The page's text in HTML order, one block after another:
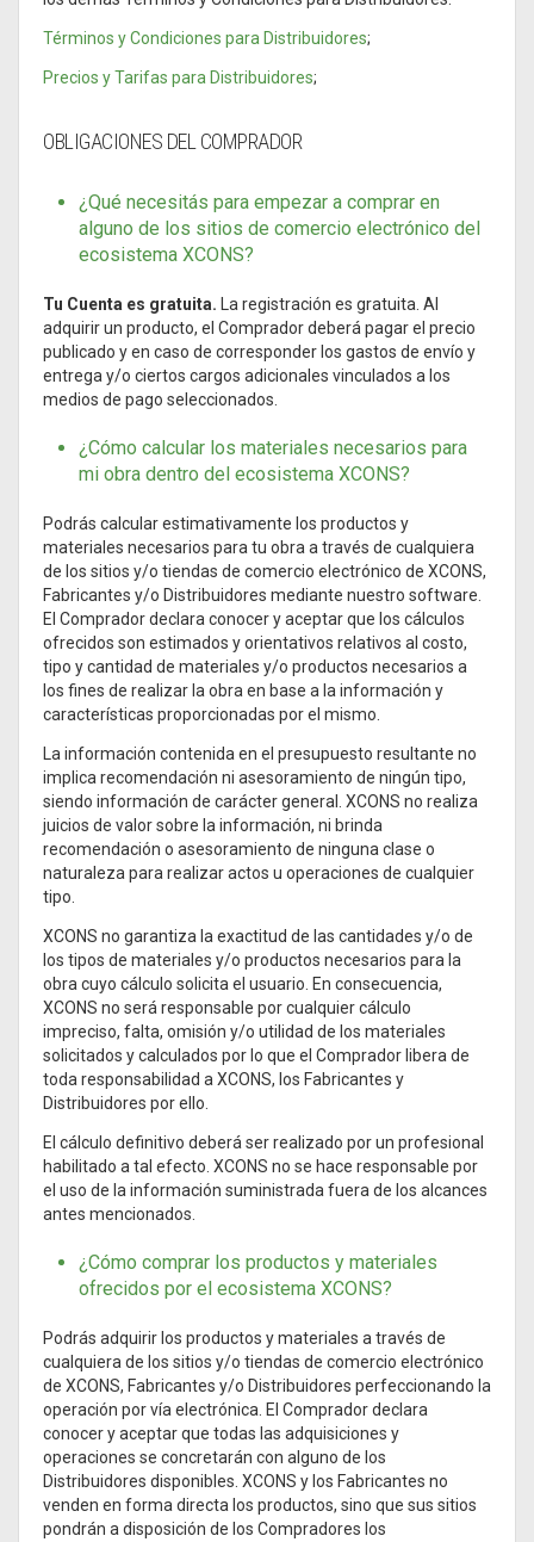
Términos y Condiciones para Distribuidores;
Precios y Tarifas para Distribuidores;
OBLIGACIONES DEL COMPRADOR
¿Qué necesitás para empezar a comprar en
alguno de los sitios de comercio electrónico del
ecosistema XCONS?
Tu Cuenta es gratuita. La registración es gratuita. Al
adquirir un producto, el Comprador deberá pagar el precio
publicado y en caso de corresponder los gastos de envío y
entrega y/o ciertos cargos adicionales vinculados a los
medios de pago seleccionados.
¿Cómo calcular los materiales necesarios para
mi obra dentro del ecosistema XCONS?
Podrás calcular estimativamente los productos y
materiales necesarios para tu obra a través de cualquiera
de los sitios y/o tiendas de comercio electrónico de XCONS,
Fabricantes y/o Distribuidores mediante nuestro software.
El Comprador declara conocer y aceptar que los cálculos
ofrecidos son estimados y orientativos relativos al costo,
tipo y cantidad de materiales y/o productos necesarios a
los fines de realizar la obra en base a la información y
características proporcionadas por el mismo.
La información contenida en el presupuesto resultante no
implica recomendación ni asesoramiento de ningún tipo,
siendo información de carácter general. XCONS no realiza
juicios de valor sobre la información, ni brinda
recomendación o asesoramiento de ninguna clase o
naturaleza para realizar actos u operaciones de cualquier
tipo.
XCONS no garantiza la exactitud de las cantidades y/o de
los tipos de materiales y/o productos necesarios para la
obra cuyo cálculo solicita el usuario. En consecuencia,
XCONS no será responsable por cualquier cálculo
impreciso, falta, omisión y/o utilidad de los materiales
solicitados y calculados por lo que el Comprador libera de
toda responsabilidad a XCONS, los Fabricantes y
Distribuidores por ello.
El cálculo definitivo deberá ser realizado por un profesional
habilitado a tal efecto. XCONS no se hace responsable por
el uso de la información suministrada fuera de los alcances
antes mencionados.
¿Cómo comprar los productos y materiales
ofrecidos por el ecosistema XCONS?
Podrás adquirir los productos y materiales a través de
cualquiera de los sitios y/o tiendas de comercio electrónico
de XCONS, Fabricantes y/o Distribuidores perfeccionando la
operación por vía electrónica. El Comprador declara
conocer y aceptar que todas las adquisiciones y
operaciones se concretarán con alguno de los
Distribuidores disponibles. XCONS y los Fabricantes no
venden en forma directa los productos, sino que sus sitios
pondrán a disposición de los Compradores los